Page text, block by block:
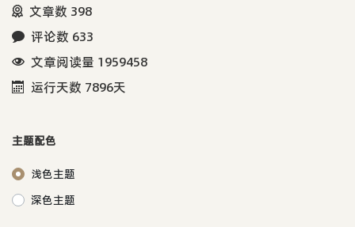
文章数 398
评论数 633
文章阅读量 1959458
运行天数 7896天
主题配色
浅色主题
深色主题